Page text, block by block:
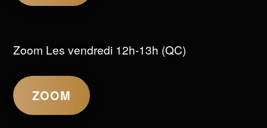
Zoom Les vendredi 12h-13h (QC)
ZOOM